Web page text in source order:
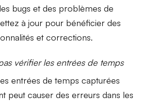
bugs et des problèmes de
à jour pour bénéficier des
et corrections.
vérifier les entrées de temps
entrées de temps capturées
peut causer des erreurs dans les